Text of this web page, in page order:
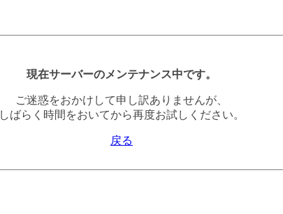
現在サーバーのメンテナンス中です。
ご迷惑をおかけして申し訳ありませんが、
しばらく時間をおいてから再度お試しください。
戻る